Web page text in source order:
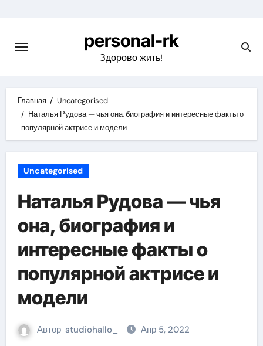
содержимому
personal-rk
Здорово жить!
Главная
Uncategorised
Наталья Рудова — чья она, биография и интересные факты о
популярной актрисе и модели
Uncategorised
Наталья Рудова — чья
она, биография и
интересные факты о
популярной актрисе и
модели
Автор studiohallo_ Апр 5, 2022